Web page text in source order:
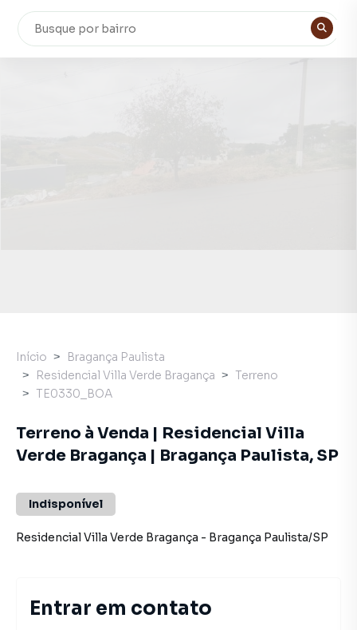
Início
Bragança Paulista
Residencial Villa Verde Bragança
Terreno
TE0330_BOA
Terreno à Venda | Residencial Villa
Verde Bragança | Bragança Paulista, SP
Indisponível
Residencial Villa Verde Bragança - Bragança Paulista/SP
Entrar em contato